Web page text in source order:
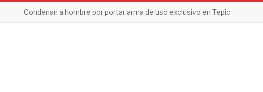
Condenan a hombre por portar arma de uso exclusivo en Tepic